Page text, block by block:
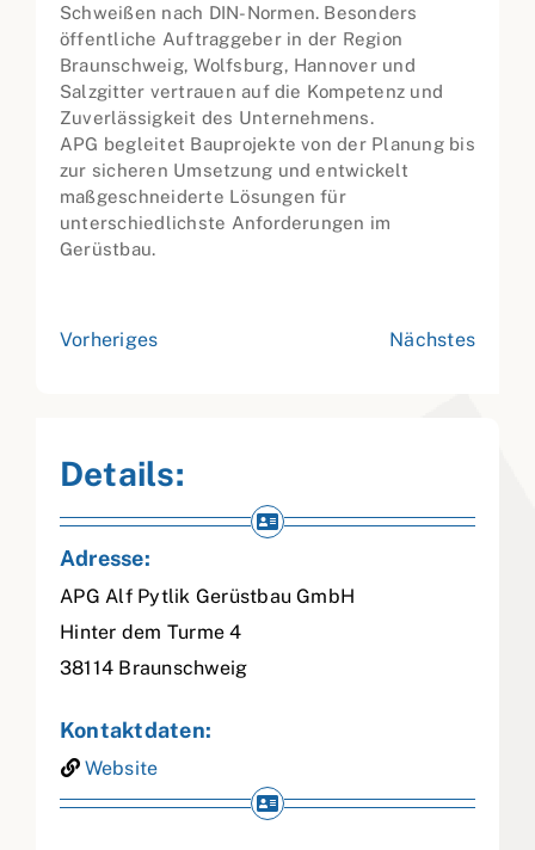
Schweißen nach DIN-Normen. Besonders
öffentliche Auftraggeber in der Region
Braunschweig, Wolfsburg, Hannover und
Salzgitter vertrauen auf die Kompetenz und
Zuverlässigkeit des Unternehmens.
APG begleitet Bauprojekte von der Planung bis
zur sicheren Umsetzung und entwickelt
maßgeschneiderte Lösungen für
unterschiedlichste Anforderungen im
Gerüstbau.
Vorheriges Nächstes
Details:
Adresse:
APG Alf Pytlik Gerüstbau GmbH
Hinter dem Turme 4
38114 Braunschweig
Kontaktdaten:
Website